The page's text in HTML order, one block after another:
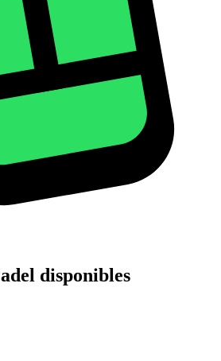
disponibles